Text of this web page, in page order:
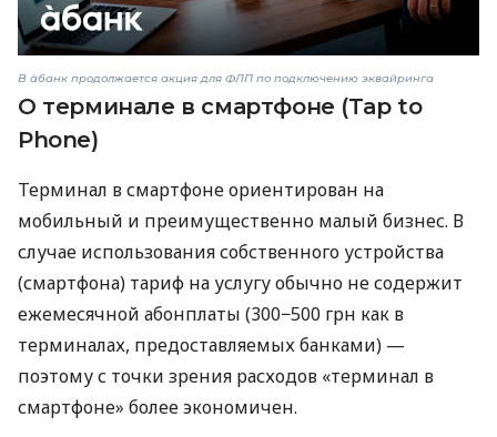
В àбанк продолжается акция для ФЛП по подключению эквайринга
О терминале в смартфоне (Tap to
Phone)
Терминал в смартфоне ориентирован на
мобильный и преимущественно малый бизнес. В
случае использования собственного устройства
(смартфона) тариф на услугу обычно не содержит
ежемесячной абонплаты (300−500 грн как в
терминалах, предоставляемых банками) —
поэтому с точки зрения расходов «терминал в
смартфоне» более экономичен.